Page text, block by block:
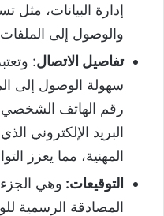
إدارة البيانات،
والوصول إلى
تفاصيل الاتصال:
سهولة الوصول إلى
رقم الهاتف الشخصي
البريد الإلكتروني
المهنية، مما يعزز
التوقيعات: وهي الجزء
المصادقة الرسمية